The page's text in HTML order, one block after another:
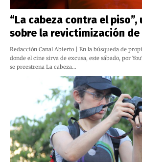
“La cabeza contra el piso”,
sobre la revictimización
Redacción Canal Abierto | En la búsqueda de
donde el cine sirva de excusa, este sábado, por
se preestrena La cabeza…